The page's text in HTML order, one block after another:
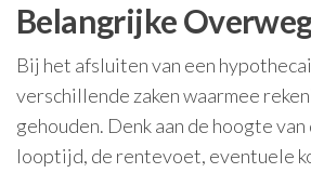
Belangrijke
Bij het afsluiten van een
verschillende zaken waarmee
gehouden. Denk aan de hoogte
looptijd, de rentevoet, eventuele